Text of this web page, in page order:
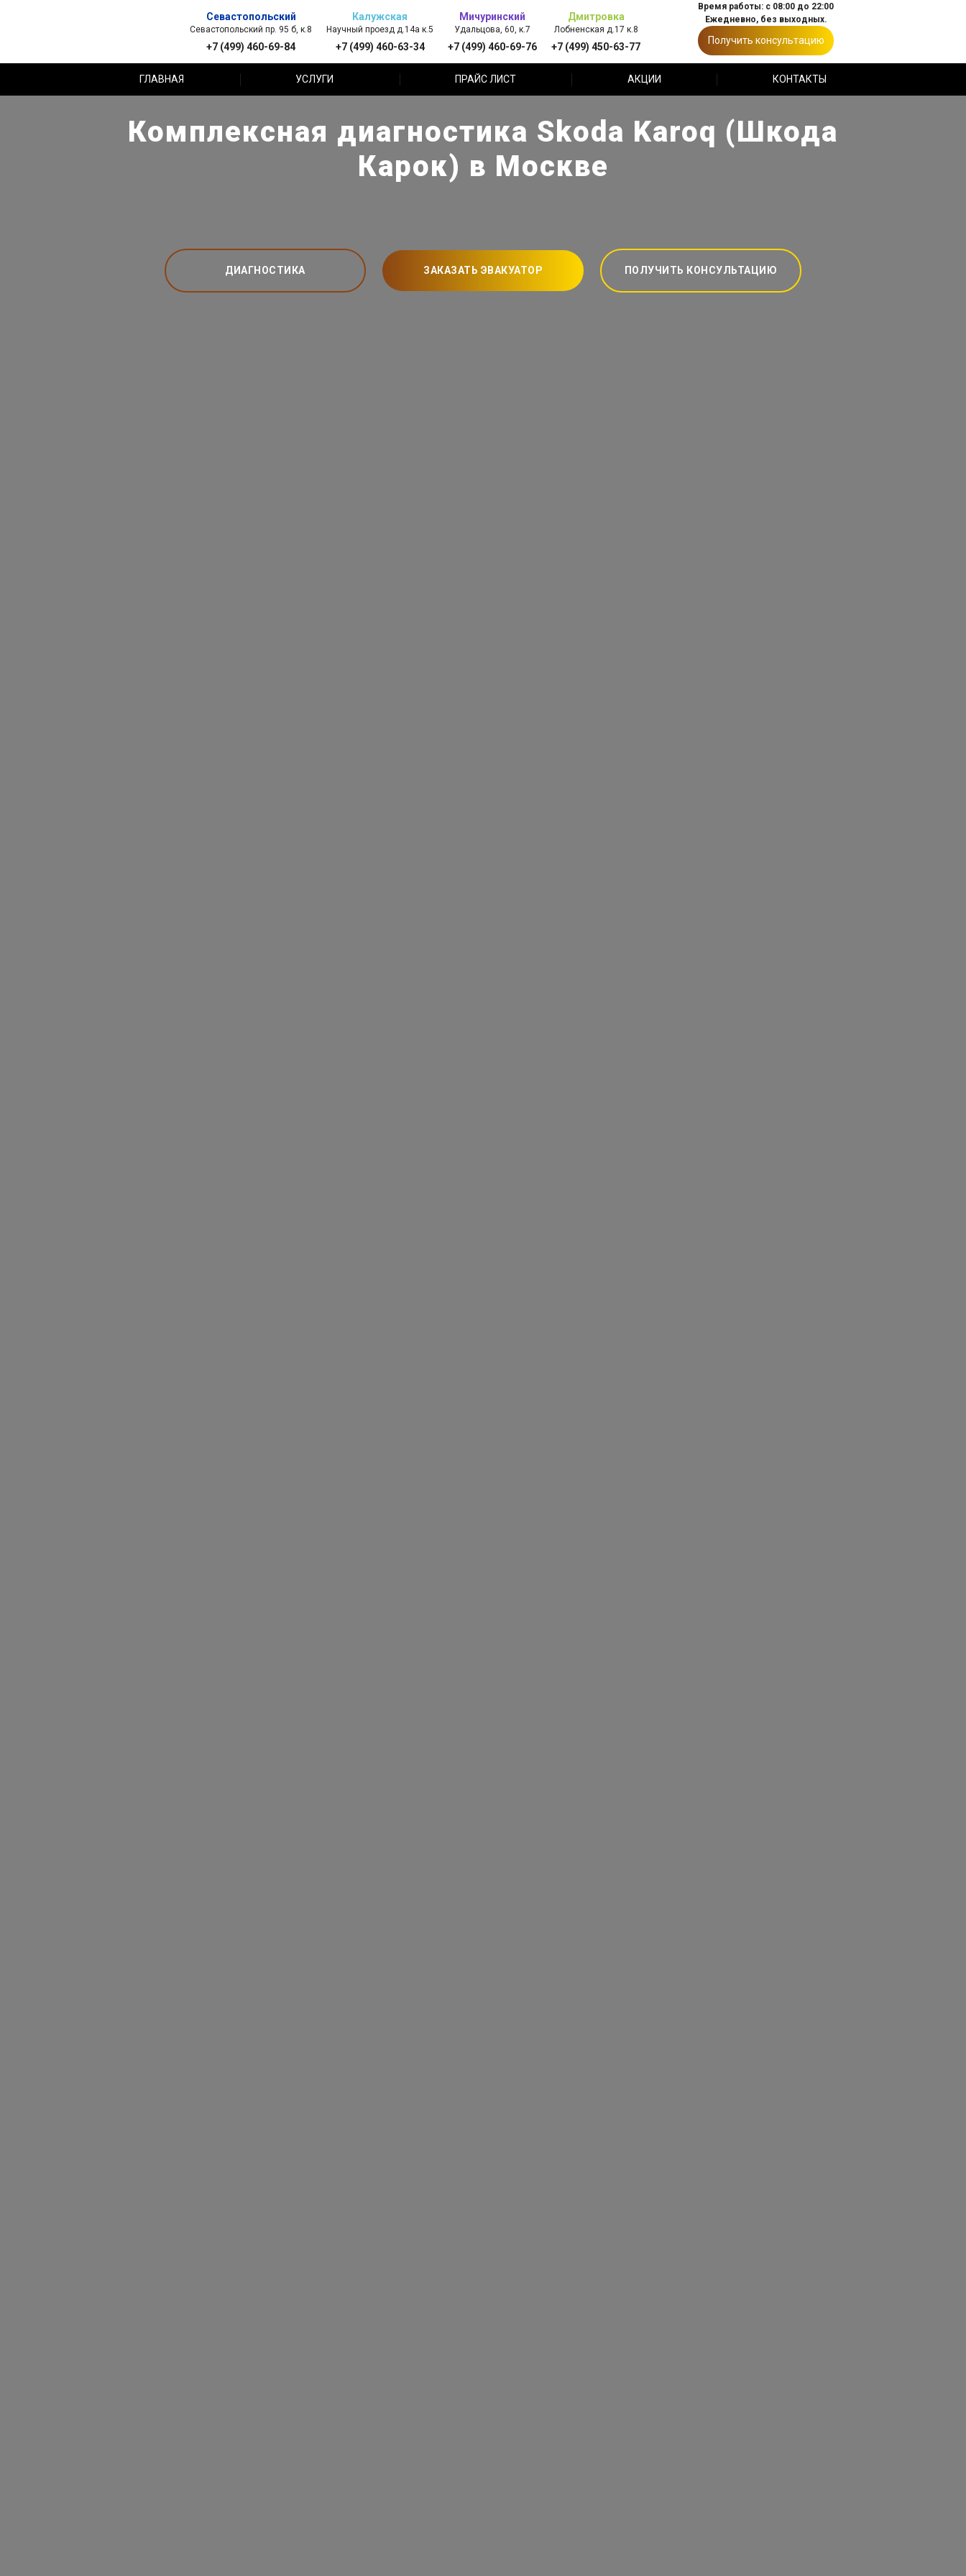
Севастопольский
Севастопольский пр. 95 б, к.8
+7 (499) 460-69-84
Калужская
Научный проезд д.14а к.5
+7 (499) 460-63-34
Мичуринский
Удальцова, 60, к.7
+7 (499) 460-69-76
Дмитровка
Лобненская д.17 к.8
+7 (499) 450-63-77
Время работы: с 08:00 до 22:00
Ежедневно, без выходных.
Получить консультацию
ГЛАВНАЯ УСЛУГИ ПРАЙС ЛИСТ АКЦИИ КОНТАКТЫ
Комплексная диагностика Skoda Karoq (Шкода
Карок) в Москве
ДИАГНОСТИКА ЗАКАЗАТЬ ЭВАКУАТОР ПОЛУЧИТЬ КОНСУЛЬТАЦИЮ